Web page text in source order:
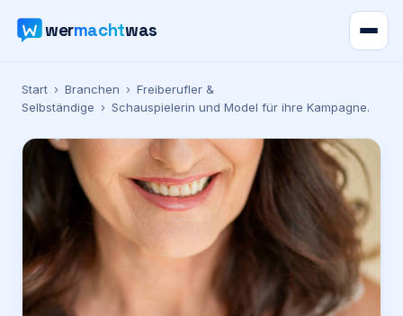
wermachtwas
Verzeichnis
Karte
News
Ratgeber
Werbung
Start › Branchen › Freiberufler &
Selbständige › Schauspielerin und Model für ihre Kampagne.